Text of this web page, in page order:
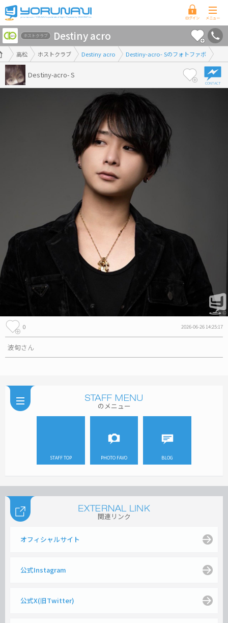
香
川
県
版
高松 ホストクラブ Destiny acro Destiny-acro- Sのフォトファボ
ホストクラブ Destiny acro
Destiny-acro- S
0 2026-06-26 14:25:17
波旬さん
のメニュー
STAFF TOP PHOTO FAVO BLOG
関連リンク
オフィシャルサイト
公式Instagram
公式X(旧Twitter)